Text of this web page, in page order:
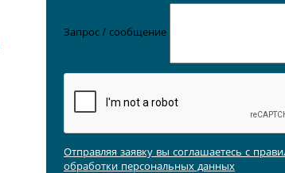
Запрос / сообщение
Отправляя заявку вы соглашаетесь с
обработки персональных данных